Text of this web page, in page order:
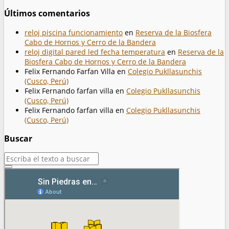
Últimos comentarios
reloj piscina funcionamiento en Reserva de la Biosfera
Cabo de Hornos y Cerro de la Bandera
reloj digital pared led fecha temperatura en Reserva de la
Biosfera Cabo de Hornos y Cerro de la Bandera
Felix Fernando Farfan Villa en Colegio Pukllasunchis
(Cusco, Perú)
Felix Fernando farfan villa en Colegio Pukllasunchis
(Cusco, Perú)
Felix Fernando farfan villa en Colegio Pukllasunchis
(Cusco, Perú)
Buscar